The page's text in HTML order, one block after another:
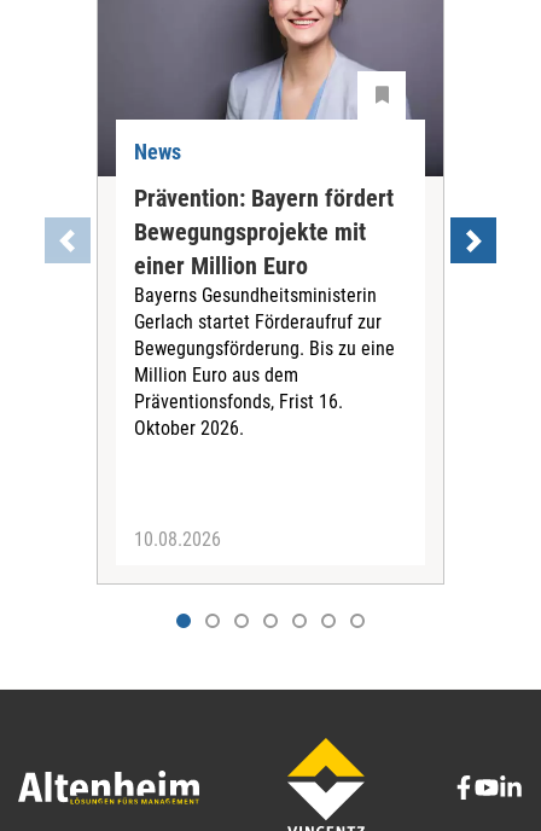
News
Prävention: Bayern fördert
Bewegungsprojekte mit
einer Million Euro
Bayerns Gesundheitsministerin
Gerlach startet Förderaufruf zur
Bewegungsförderung. Bis zu eine
Million Euro aus dem
Präventionsfonds, Frist 16.
Oktober 2026.
10.08.2026